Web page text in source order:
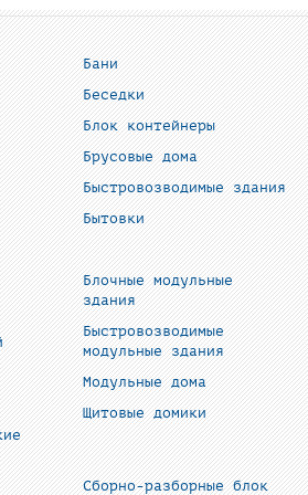
Бани
Беседки
Блок контейнеры
Брусовые дома
Быстровозводимые здания
Бытовки
Блочные модульные
здания
Быстровозводимые
модульные здания
Модульные дома
Щитовые домики
Сборно-разборные блок